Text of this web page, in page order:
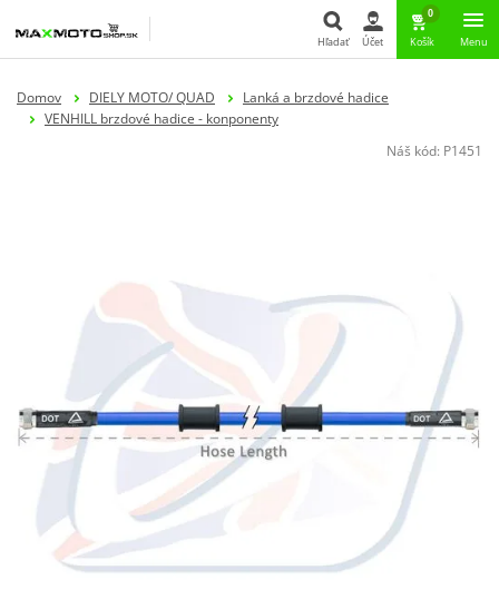
Hľadať Účet
0
Košík Menu
Domov DIELY MOTO/ QUAD
Lanká a brzdové hadice
VENHILL brzdové hadice - konponenty
Náš kód: P1451